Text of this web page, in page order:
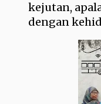
kejutan,
dengan